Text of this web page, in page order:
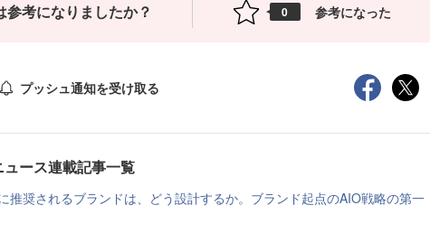
参考になりましたか？ 0 参考になった
プッシュ通知を受け取る
ース連載記事一覧
推奨されるブランドは、どう設計するか。ブランド起点のAIO戦略の第一